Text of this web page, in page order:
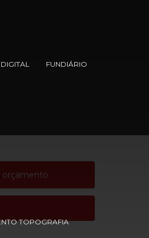
FUNDIÁRIO
TOPOGRAFIA
orçamento